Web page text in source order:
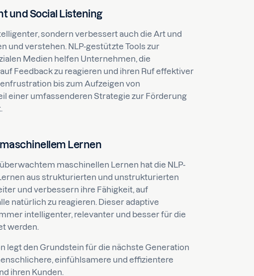
und Social Listening
sondern verbessert auch die Art und
und verstehen. NLP-gestützte Tools zur
Medien helfen Unternehmen, die
Feedback zu reagieren und ihren Ruf effektiver
bis zum Aufzeigen von
einer umfassenderen Strategie zur Förderung
Lernen
maschinellen Lernen hat die NLP-
aus strukturierten und unstrukturierten
und verbessern ihre Fähigkeit, auf
natürlich zu reagieren. Dieser adaptive
intelligenter, relevanter und besser für die
werden.
legt den Grundstein für die nächste Generation
einfühlsamere und effizientere
ihren Kunden.